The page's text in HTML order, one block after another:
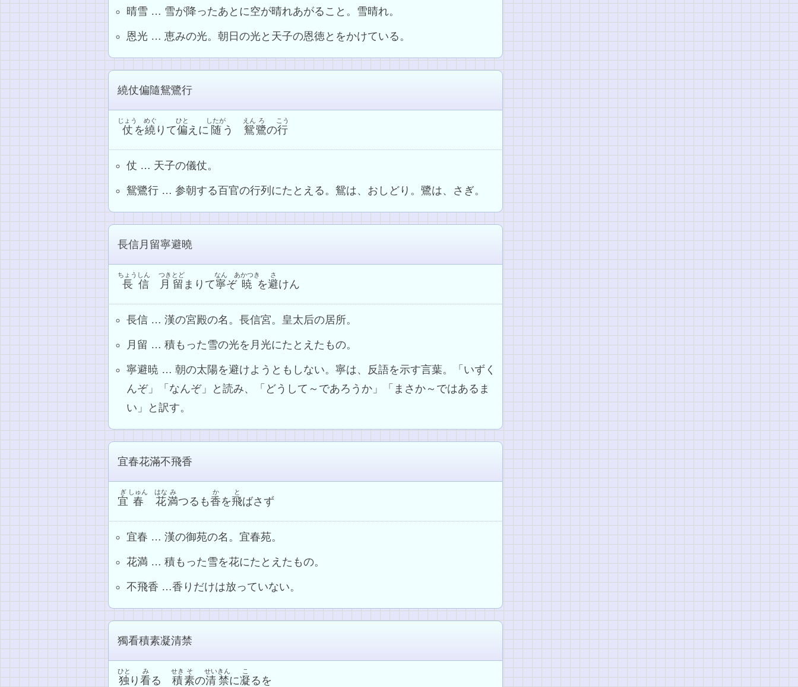
晴雪 … 雪が降ったあとに空が晴れあがること。雪晴れ。
恩光 … 恵みの光。朝日の光と天子の恩徳とをかけている。
繞仗偏隨鴛鷺行
仗
じょう
を繞
めぐ
りて偏
ひと
えに 随
したが
う 鴛
えん
鷺
ろ
の行
こう
仗 … 天子の儀仗。
鴛鷺行 … 参朝する百官の行列にたとえる。鴛は、おしどり。鷺は、さぎ。
長信月留寧避曉
長
ちょう
信
しん
月
つき
留
とど
まりて寧
なん
ぞ 暁
あかつき
を避
さ
けん
長信 … 漢の宮殿の名。長信宮。皇太后の居所。
月留 … 積もった雪の光を月光にたとえたもの。
寧避暁 … 朝の太陽を避けようともしない。寧は、反語を示す言葉。「いずく
んぞ」「なんぞ」と読み、「どうして～であろうか」「まさか～ではあるま
い」と訳す。
宜春花滿不飛香
宜
ぎ
春
しゅん
花
はな
満
み
つるも香
か
を飛
と
ばさず
宜春 … 漢の御苑の名。宜春苑。
花満 … 積もった雪を花にたとえたもの。
不飛香 …香りだけは放っていない。
獨看積素凝清禁
独
ひと
り 看
み
る 積
せき
素
そ
の清禁
せいきん
に凝
こ
るを